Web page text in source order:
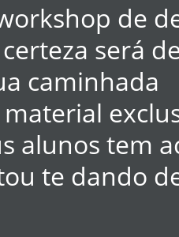
de
será
caminhada
alunos tem
te dando